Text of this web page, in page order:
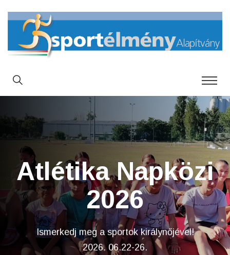
Atlétika Napközi
2026
Ismerkedj meg a sportok királynőjével!
2026. 06.22-26.